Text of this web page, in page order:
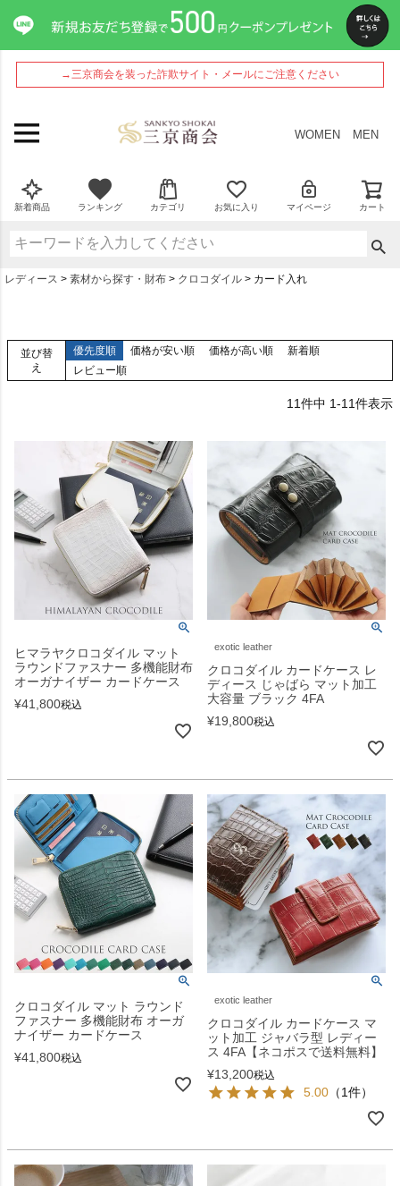
→三京商会を装った詐欺サイト・メールにご注意ください
WOMEN MEN
新着商品 ランキング カテゴリ お気に入り マイページ カート
レディース 素材から探す・財布 クロコダイル カード入れ
並び替
え
優先度順 価格が安い順 価格が高い順
新着順
レビュー順
11件中 1-11件表示
ヒマラヤクロコダイル マット
ラウンドファスナー 多機能財布
オーガナイザー カードケース
¥41,800税込
exotic leather
クロコダイル カードケース レ
ディース じゃばら マット加工
大容量 ブラック 4FA
¥19,800税込
クロコダイル マット ラウンド
ファスナー 多機能財布 オーガ
ナイザー カードケース
¥41,800税込
exotic leather
クロコダイル カードケース マ
ット加工 ジャバラ型 レディー
ス 4FA【ネコポスで送料無料】
¥13,200税込
5.00 （1件）